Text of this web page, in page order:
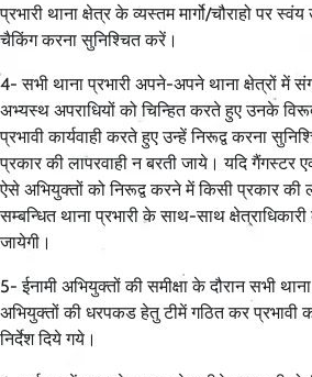
प्रभारी थाना क्षेत्र के व्यस्तम मार्गो/चौराहो पर
चैकिंग करना सुनिश्चित करें।
4- सभी थाना प्रभारी अपने-अपने थाना क्षेत्रों में
अभ्यस्थ अपराधियों को चिन्हित करते हुए उनके
प्रभावी कार्यवाही करते हुए उन्हें निरूद्व करना
प्रकार की लापरवाही न बरती जाये। यदि गैंगस्टर
ऐसे अभियुक्तों को निरूद्व करने में किसी प्रकार की
सम्बन्धित थाना प्रभारी के साथ-साथ
जायेगी।
5- ईनामी अभियुक्तों की समीक्षा के दौरान सभी थाना
अभियुक्तों की धरपकड हेतु टीमें गठित कर प्रभावी
निर्देश दिये गये।